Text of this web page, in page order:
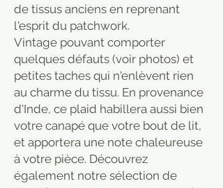
de tissus anciens en reprenant
l'esprit du patchwork.
Vintage pouvant comporter
quelques défauts (voir photos) et
petites taches qui n'enlèvent rien
au charme du tissu. En provenance
d'Inde, ce plaid habillera aussi bien
votre canapé que votre bout de lit,
et apportera une note chaleureuse
à votre pièce. Découvrez
également notre sélection de